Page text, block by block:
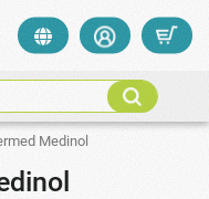
Medinol